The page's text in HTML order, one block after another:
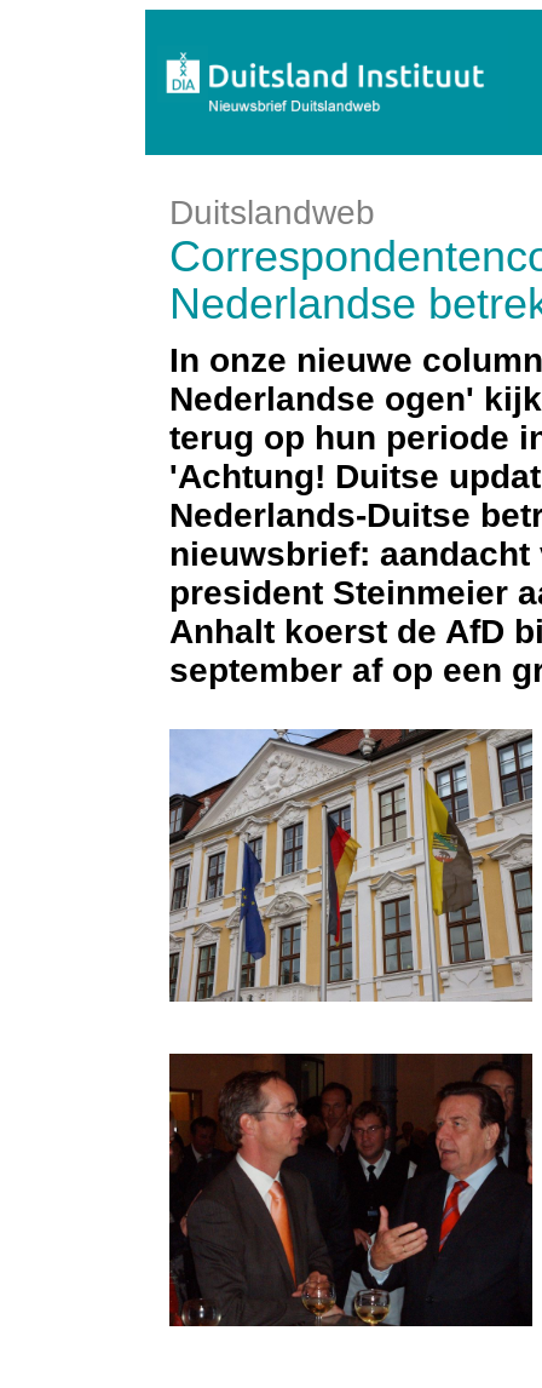
Duitslandweb
Nederlandse
In onze nieuwe
Nederlandse ogen'
terug op hun periode
'Achtung! Duitse
Nederlands-Duitse
nieuwsbrief:
president Steinmeier
Anhalt koerst de AfD
september af op een